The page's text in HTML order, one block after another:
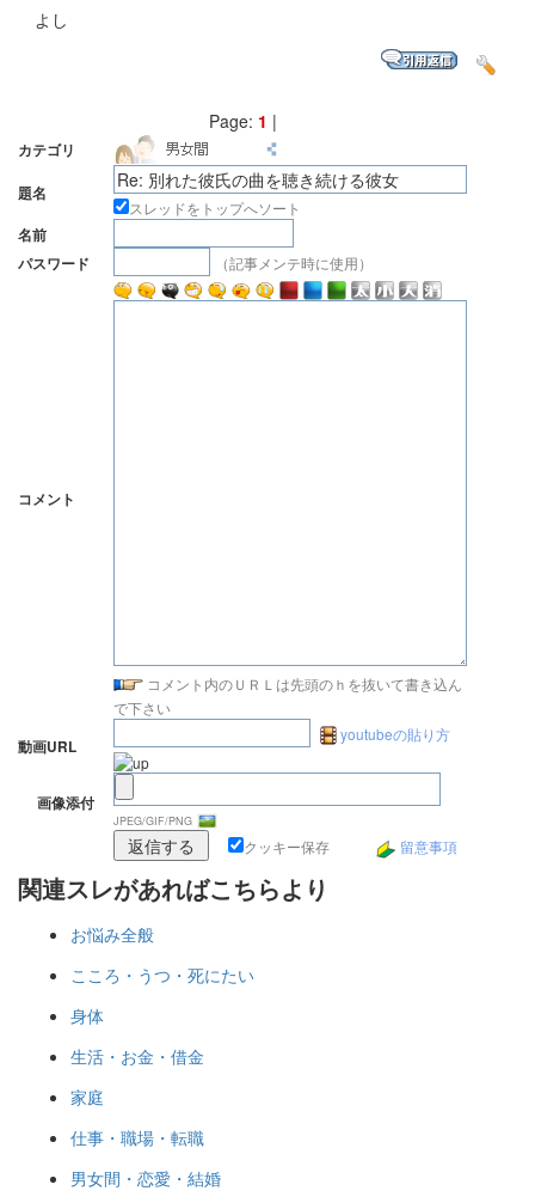
よし
Page: 1 |
カテゴリ
題名
スレッドをトップへソート
名前
パスワード
（記事メンテ時に使用）
コメント
コメント内のＵＲＬは先頭のｈを抜いて書き込ん
で下さい
動画URL
youtubeの貼り方
画像添付
JPEG/GIF/PNG
クッキー保存 留意事項
関連スレがあればこちらより
お悩み全般
こころ・うつ・死にたい
身体
生活・お金・借金
家庭
仕事・職場・転職
男女間・恋愛・結婚